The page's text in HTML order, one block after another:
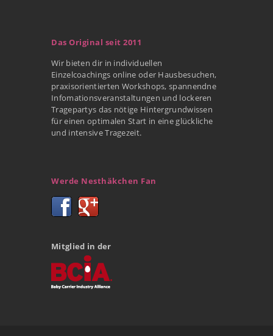
Das Original seit 2011
Wir bieten dir in individuellen
Einzelcoachings online oder Hausbesuchen,
praxisorientierten Workshops, spannendne
Infomationsveranstaltungen und lockeren
Tragepartys das nötige Hintergrundwissen
für einen optimalen Start in eine glückliche
und intensive Tragezeit.
Werde Nesthäkchen Fan
Mitglied in der